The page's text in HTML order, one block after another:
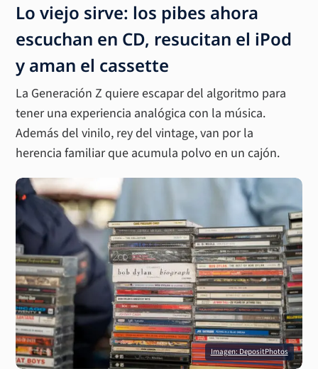
Lo viejo sirve: los pibes ahora
escuchan en CD, resucitan el iPod
y aman el cassette
La Generación Z quiere escapar del algoritmo para
tener una experiencia analógica con la música.
Además del vinilo, rey del vintage, van por la
herencia familiar que acumula polvo en un cajón.
Imagen: DepositPhotos